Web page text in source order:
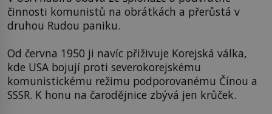
činnosti komunistů na obrátkách a přerůstá v
druhou Rudou paniku.
Od června 1950 ji navíc přiživuje Korejská válka,
kde USA bojují proti severokorejskému
komunistickému režimu podporovanému Čínou a
SSSR. K honu na čarodějnice zbývá jen krůček.